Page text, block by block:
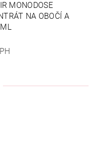
MONODOSE
NA OBOČÍ A